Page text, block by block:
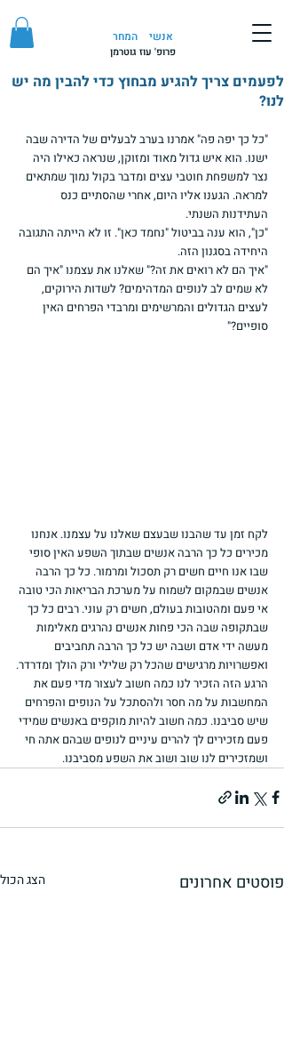
אנשי המחר
פרופ' עוז גוטרמן
לפעמים צריך להגיע מבחוץ כדי להבין מה יש
לנו?
"כל כך יפה פה" אמרנו בערב לבעלים של הדירה שבה
ישנו. הוא איש גדול מאוד ומזוקן, שנראה כאילו היה
נצר למשפחת חוטבי עצים ומדבר בקול נמוך שמתאים
למראה. הגענו אליו היום, אחרי שהסתיים כנס
העתידנות השנתי.
"כן", הוא ענה בביטול "נחמד כאן". זו לא הייתה התגובה
היחידה בסגנון הזה.
"איך הם לא רואים את זה?" שאלנו את עצמנו "איך הם
לא שמים לב לנופים המדהימים? לשדות הירוקים,
לעצים הגדולים והמרשימים ומרבדי הפרחים האין
סופיים?"
לקח זמן עד שהבנו שבעצם שאלנו על עצמנו. אנחנו
מכירים כל כך הרבה אנשים שבתוך השפע האין סופי
שבו אנו חיים חשים רק תסכול ומרמור. כל כך הרבה
אנשים שבמקום לשמוח על מערכת הבריאות הכי טובה
אי פעם ומהטובות בעולם, חשים רק עוני. רבים כל כך
שבתקופה שבה הכי פחות אנשים נהרגים מאלימות
מעשה ידי אדם ושבה יש כל כך הרבה תחביבים
ואפשרויות מרגישים שהכל רק שלילי ורק הולך ומדרדר.
הרגע הזה הזכיר לנו כמה חשוב לעצור מדי פעם את
המחשבות על מה חסר ולהסתכל על הנופים והפרחים
שיש סביבנו. כמה חשוב להיות מוקפים באנשים שמידי
פעם מזכירים לך להרים עיניים לנופים שבהם אתה חי
ושמזכירים לנו שוב ושוב את השפע מסביבנו.
פוסטים אחרונים הצג הכול